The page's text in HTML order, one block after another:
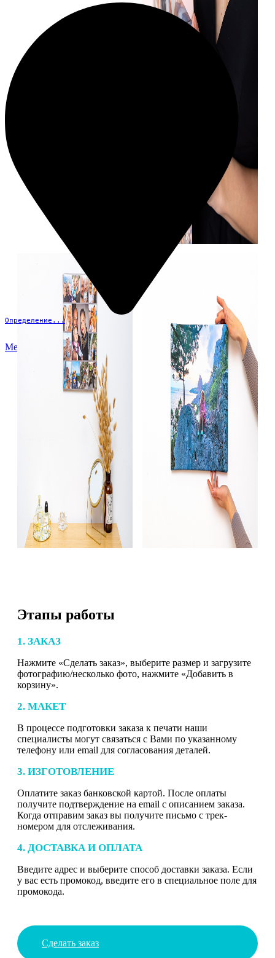
Определение...
Меню
Этапы работы
1. ЗАКАЗ
Нажмите «Сделать заказ», выберите размер и загрузите
фотографию/несколько фото, нажмите «Добавить в
корзину».
2. МАКЕТ
В процессе подготовки заказа к печати наши
специалисты могут связаться с Вами по указанному
телефону или email для согласования деталей.
3. ИЗГОТОВЛЕНИЕ
Оплатите заказ банковской картой. После оплаты
получите подтверждение на email с описанием заказа.
Когда отправим заказ вы получите письмо с трек-
номером для отслеживания.
4. ДОСТАВКА И ОПЛАТА
Введите адрес и выберите способ доставки заказа. Если
у вас есть промокод, введите его в специальное поле для
промокода.
Сделать заказ